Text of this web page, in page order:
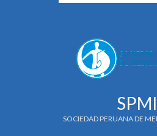
SPMI
SOCIEDAD PERUANA DE